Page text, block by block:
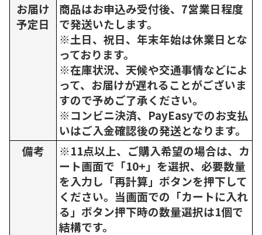
お届け
予定日
商品はお申込み受付後、7営業日程度
で発送いたします。
※土日、祝日、年末年始は休業日とな
っております。
※在庫状況、天候や交通事情などによ
って、お届けが遅れることがございま
すので予めご了承ください。
※コンビニ決済、PayEasyでのお支払
いはご入金確認後の発送となります。
備考
※11点以上、ご購入希望の場合は、カ
ート画面で「10+」を選択、必要数量
を入力し「再計算」ボタンを押下して
ください。当画面での「カートに入れ
る」ボタン押下時の数量選択は1個で
結構です。